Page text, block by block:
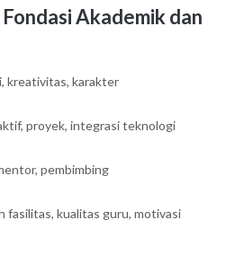
Akademik dan
kreativitas, karakter
proyek, integrasi teknologi
pembimbing
fasilitas, kualitas guru, motivasi